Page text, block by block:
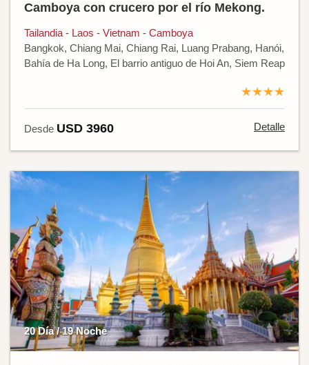
Camboya con crucero por el río Mekong.
Tailandia - Laos - Vietnam - Camboya
Bangkok, Chiang Mai, Chiang Rai, Luang Prabang, Hanói,
Bahía de Ha Long, El barrio antiguo de Hoi An, Siem Reap
★★★★
Desde USD 3960 Detalle
20 Día / 19 Noche